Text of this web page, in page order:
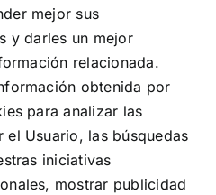
mejor sus
y darles un mejor
relacionada.
obtenida por
para analizar las
el Usuario, las búsquedas
iniciativas
mostrar publicidad